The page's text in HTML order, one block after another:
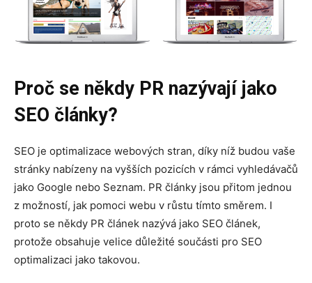
Proč se někdy PR nazývají jako
SEO články?
SEO je optimalizace webových stran, díky níž budou vaše
stránky nabízeny na vyšších pozicích v rámci vyhledávačů
jako Google nebo Seznam. PR články jsou přitom jednou
z možností, jak pomoci webu v růstu tímto směrem. I
proto se někdy PR článek nazývá jako SEO článek,
protože obsahuje velice důležité součásti pro SEO
optimalizaci jako takovou.